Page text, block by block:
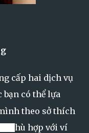
cấp hai dịch vụ
bạn có thể lựa
theo sở thích
hù hợp với ví